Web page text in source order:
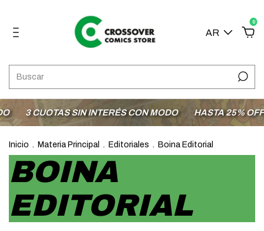
AR
0
3 CUOTAS SIN INTERÉS CON MODO HASTA 25% OFF
Inicio . Materia Principal . Editoriales . Boina Editorial
BOINA
EDITORIAL